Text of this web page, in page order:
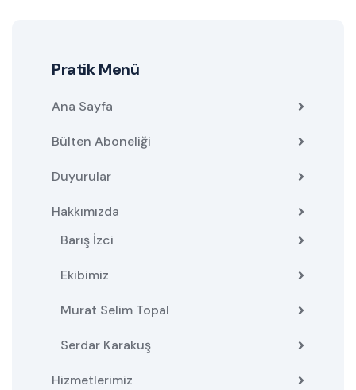
Pratik Menü
Ana Sayfa
Bülten Aboneliği
Duyurular
Hakkımızda
Barış İzci
Ekibimiz
Murat Selim Topal
Serdar Karakuş
Hizmetlerimiz